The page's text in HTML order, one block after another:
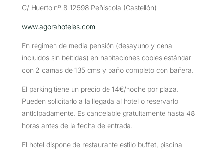
C/ Huerto nº 8 12598 Peñiscola (Castellón)
www.agorahoteles.com
En régimen de media pensión (desayuno y cena
incluidos sin bebidas) en habitaciones dobles estándar
con 2 camas de 135 cms y baño completo con bañera.
El parking tiene un precio de 14€/noche por plaza.
Pueden solicitarlo a la llegada al hotel o reservarlo
anticipadamente. Es cancelable gratuitamente hasta 48
horas antes de la fecha de entrada.
El hotel dispone de restaurante estilo buffet, piscina